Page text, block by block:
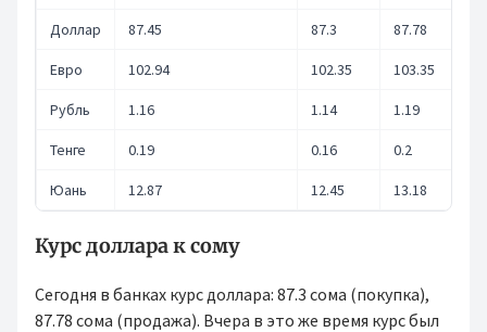
Доллар 87.45 87.3 87.78
Евро 102.94 102.35 103.35
Рубль 1.16 1.14 1.19
Тенге 0.19 0.16 0.2
Юань 12.87 12.45 13.18
Курс доллара к сому
Сегодня в банках курс доллара: 87.3 сома (покупка),
87.78 сома (продажа). Вчера в это же время курс был